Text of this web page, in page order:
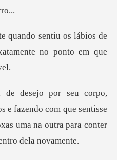
ábios de
no
e fazendo com que sentisse
uma